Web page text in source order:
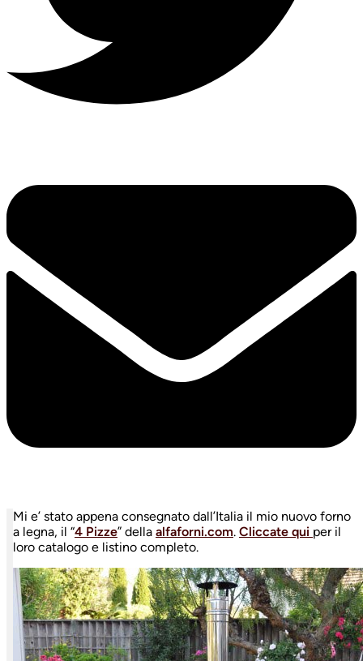
Mi e’ stato appena consegnato dall’Italia il mio nuovo forno
a legna, il “4 Pizze” della alfaforni.com. Cliccate qui per il
loro catalogo e listino completo.